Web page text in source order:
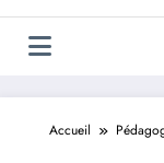
Accueil